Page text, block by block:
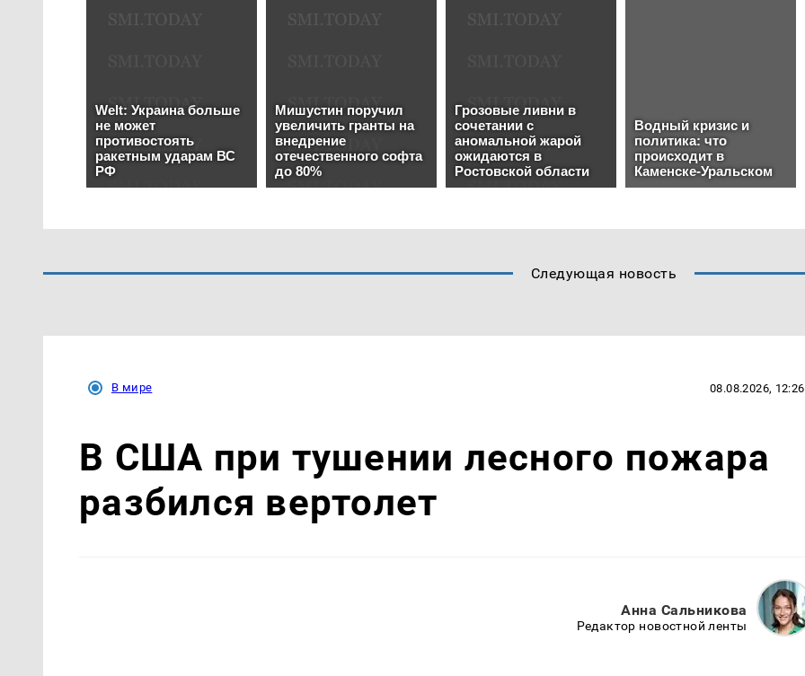
Следующая новость
В мире 08.08.2026, 12:26
В США при тушении лесного пожара
разбился вертолет
Анна Сальникова
Редактор новостной ленты